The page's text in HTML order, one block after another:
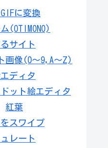
に変換
(OTIMONO)
サイト
画像(0～9,A～Z)
ディタ
ット絵エディタ
紅葉
スワイプ
レート